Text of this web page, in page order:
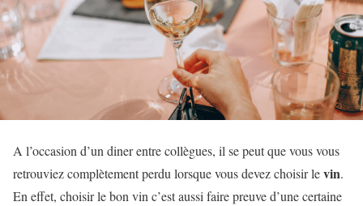
A l’occasion d’un diner entre collègues, il se peut que vous vous
retrouviez complètement perdu lorsque vous devez choisir levin.
En effet, choisir le bon vin c’est aussi faire preuve d’une certaine